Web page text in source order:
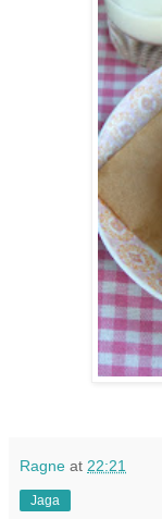
Ragne at 22:21
Jaga